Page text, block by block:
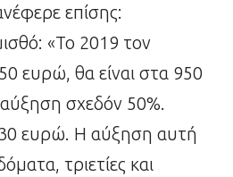
επίσης:
«Το 2019 τον
ευρώ, θα είναι στα 950
σχεδόν 50%.
ευρώ. Η αύξηση αυτή
τριετίες και